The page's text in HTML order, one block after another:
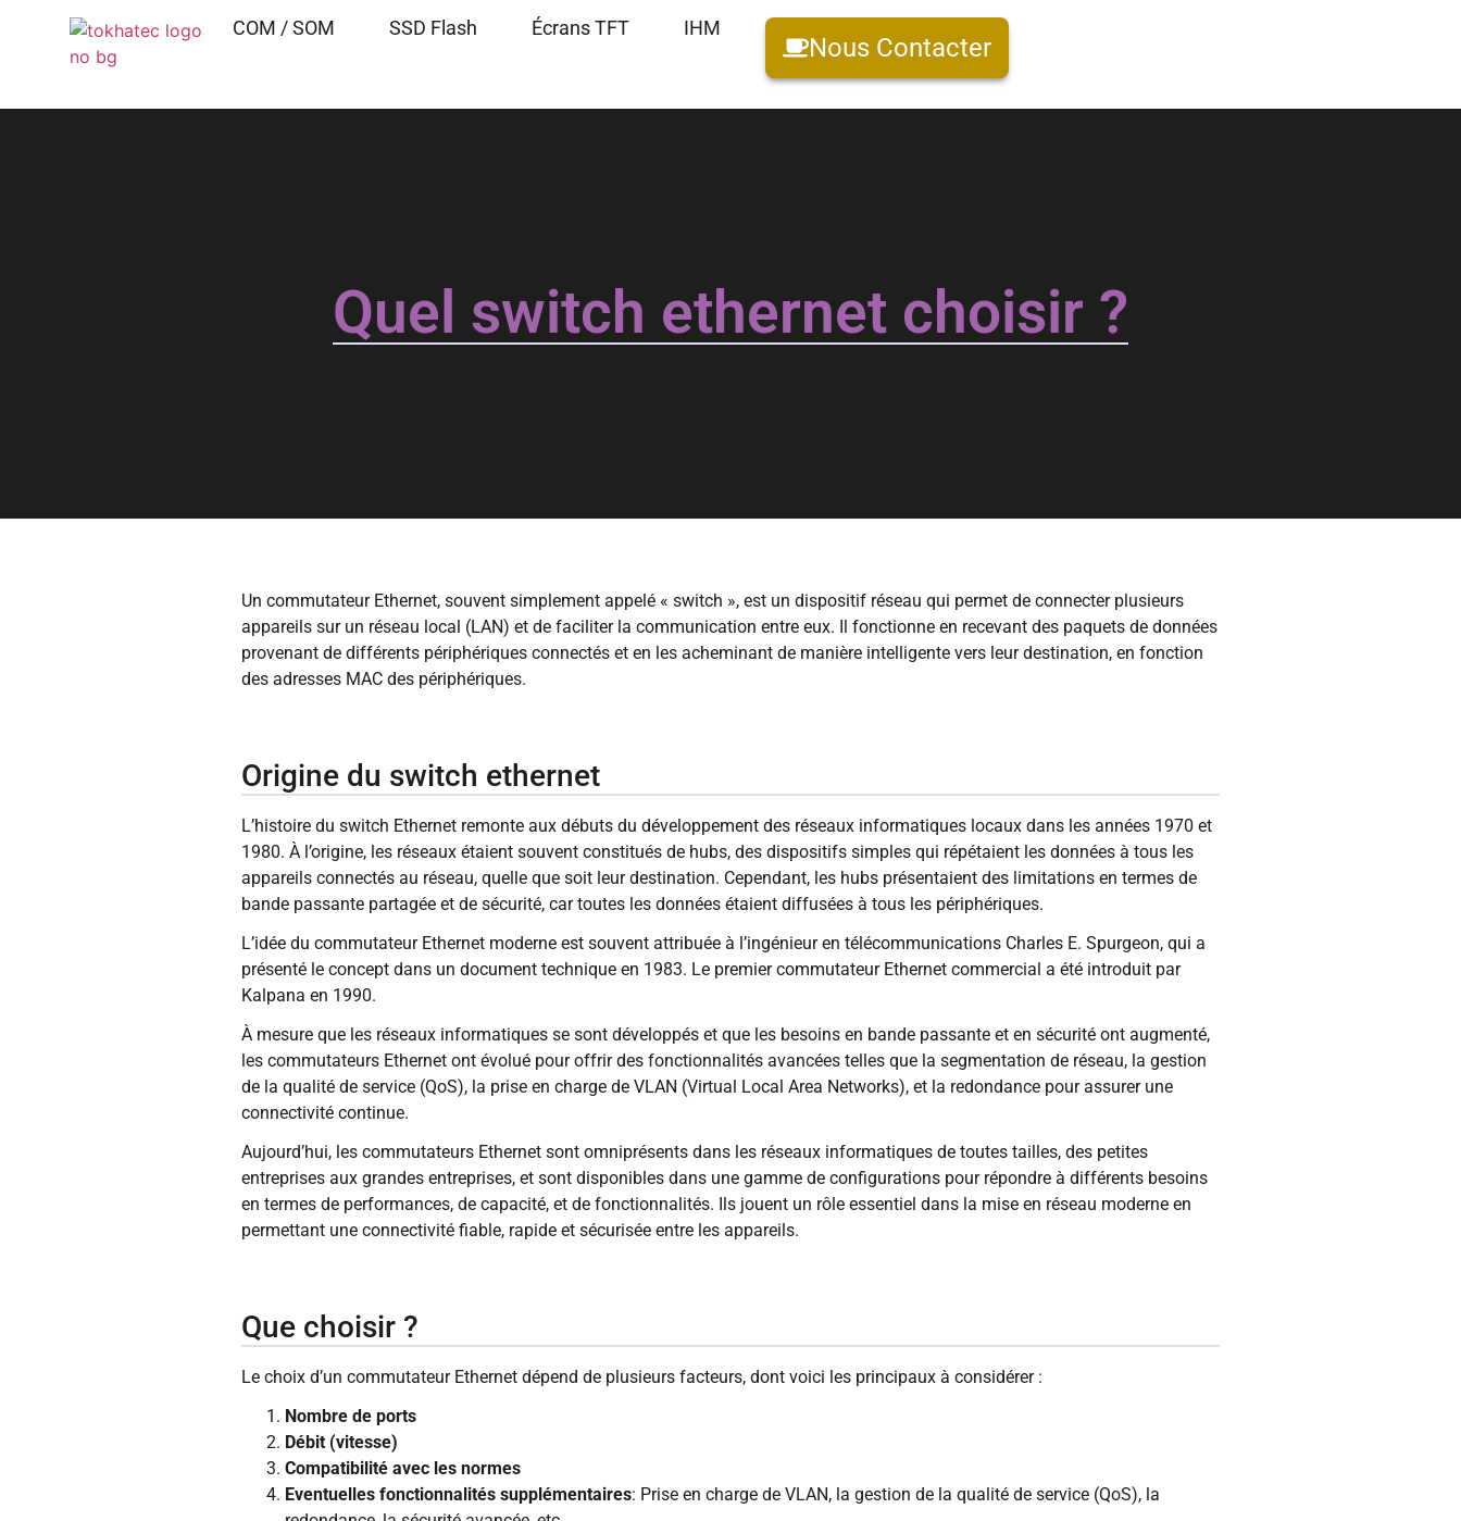
COM / SOM SSD Flash Écrans TFT IHM
Nous Contacter
Quel switch ethernet choisir ?
Un commutateur Ethernet, souvent simplement appelé « switch », est un dispositif réseau qui permet de connecter plusieurs
appareils sur un réseau local (LAN) et de faciliter la communication entre eux. Il fonctionne en recevant des paquets de données
provenant de différents périphériques connectés et en les acheminant de manière intelligente vers leur destination, en fonction
des adresses MAC des périphériques.
Origine du switch ethernet
L’histoire du switch Ethernet remonte aux débuts du développement des réseaux informatiques locaux dans les années 1970 et
1980. À l’origine, les réseaux étaient souvent constitués de hubs, des dispositifs simples qui répétaient les données à tous les
appareils connectés au réseau, quelle que soit leur destination. Cependant, les hubs présentaient des limitations en termes de
bande passante partagée et de sécurité, car toutes les données étaient diffusées à tous les périphériques.
L’idée du commutateur Ethernet moderne est souvent attribuée à l’ingénieur en télécommunications Charles E. Spurgeon, qui a
présenté le concept dans un document technique en 1983. Le premier commutateur Ethernet commercial a été introduit par
Kalpana en 1990.
À mesure que les réseaux informatiques se sont développés et que les besoins en bande passante et en sécurité ont augmenté,
les commutateurs Ethernet ont évolué pour offrir des fonctionnalités avancées telles que la segmentation de réseau, la gestion
de la qualité de service (QoS), la prise en charge de VLAN (Virtual Local Area Networks), et la redondance pour assurer une
connectivité continue.
Aujourd’hui, les commutateurs Ethernet sont omniprésents dans les réseaux informatiques de toutes tailles, des petites
entreprises aux grandes entreprises, et sont disponibles dans une gamme de configurations pour répondre à différents besoins
en termes de performances, de capacité, et de fonctionnalités. Ils jouent un rôle essentiel dans la mise en réseau moderne en
permettant une connectivité fiable, rapide et sécurisée entre les appareils.
Que choisir ?
Le choix d’un commutateur Ethernet dépend de plusieurs facteurs, dont voici les principaux à considérer :
Nombre de ports
Débit (vitesse)
Compatibilité avec les normes
Eventuelles fonctionnalités supplémentaires: Prise en charge de VLAN, la gestion de la qualité de service (QoS), la